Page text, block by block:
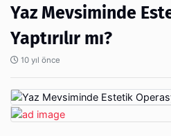
Yaz Mevsiminde
Yaptırılır mı?
10 yıl önce